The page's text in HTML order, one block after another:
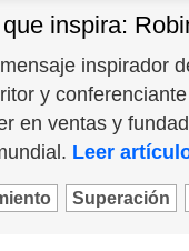
inspira:
inspirador
y
en ventas y
Leer
Superación